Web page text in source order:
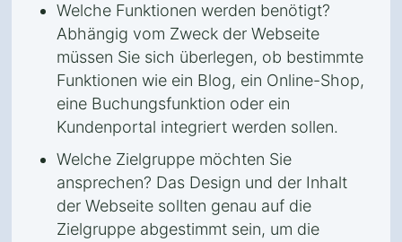
Welche Funktionen werden benötigt?
Abhängig vom Zweck der Webseite
müssen Sie sich überlegen, ob bestimmte
Funktionen wie ein Blog, ein Online-Shop,
eine Buchungsfunktion oder ein
Kundenportal integriert werden sollen.
Welche Zielgruppe möchten Sie
ansprechen? Das Design und der Inhalt
der Webseite sollten genau auf die
Zielgruppe abgestimmt sein, um die